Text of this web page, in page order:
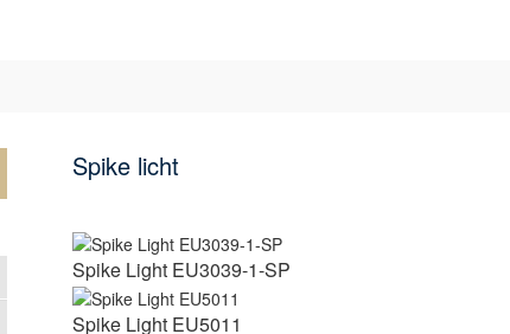
Spike licht
Spike Light EU3039-1-SP
Spike Light EU5011